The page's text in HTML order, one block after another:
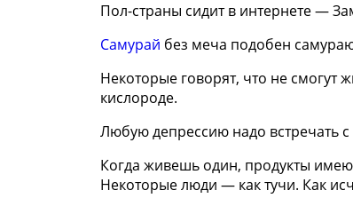
Пол-страны сидит в интернете —
Самурай без меча подобен
Некоторые говорят, что не смогут
кислороде.
Любую депрессию надо встречать
Когда живешь один, продукты
Некоторые люди — как тучи. Как